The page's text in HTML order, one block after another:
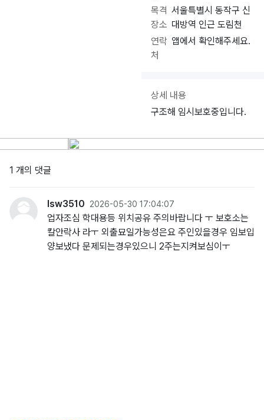
목격
장소
서울특별시 동작구 신
대방역 인근 도림천
연락
처
앱에서 확인해주세요.
상세 내용
구조해 임시보호중입니다.
1 개의 댓글
lsw3510 2026-05-30 17:04:07
업자조심 학대용등 위치공유 주의바랍니다 ㅜ 보호소는
칼안락사 라ㅜ 외출묘일가능성은요 주인있을경우 임보입
양보냈다 문제되는경우있으니 2주는지켜보심이ㅜ